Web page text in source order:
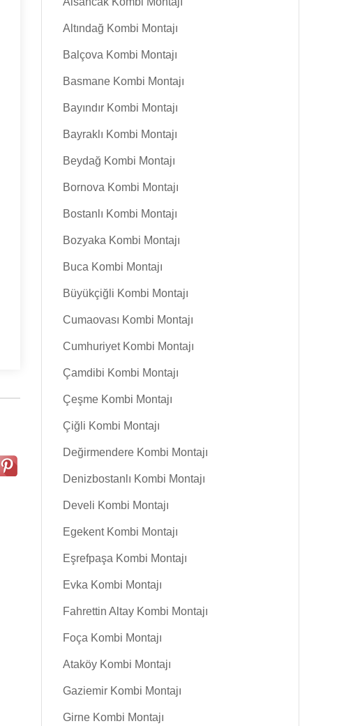
Altındağ Kombi Montajı
Balçova Kombi Montajı
Basmane Kombi Montajı
Bayındır Kombi Montajı
Bayraklı Kombi Montajı
Beydağ Kombi Montajı
Bornova Kombi Montajı
Bostanlı Kombi Montajı
Bozyaka Kombi Montajı
Buca Kombi Montajı
Büyükçiğli Kombi Montajı
Cumaovası Kombi Montajı
Cumhuriyet Kombi Montajı
Çamdibi Kombi Montajı
Çeşme Kombi Montajı
Çiğli Kombi Montajı
Değirmendere Kombi Montajı
Denizbostanlı Kombi Montajı
Develi Kombi Montajı
Egekent Kombi Montajı
Eşrefpaşa Kombi Montajı
Evka Kombi Montajı
Fahrettin Altay Kombi Montajı
Foça Kombi Montajı
Ataköy Kombi Montajı
Gaziemir Kombi Montajı
Girne Kombi Montajı